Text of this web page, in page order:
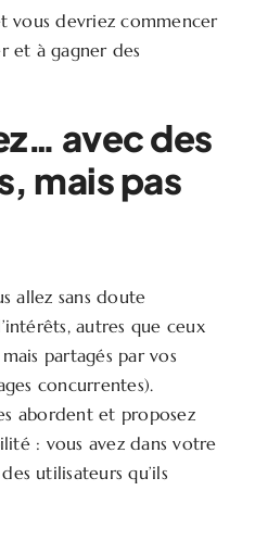
vous devriez commencer
et à gagner des
avec des
mais pas
allez sans doute
autres que ceux
partagés par vos
concurrentes).
abordent et proposez
: vous avez dans votre
utilisateurs qu’ils